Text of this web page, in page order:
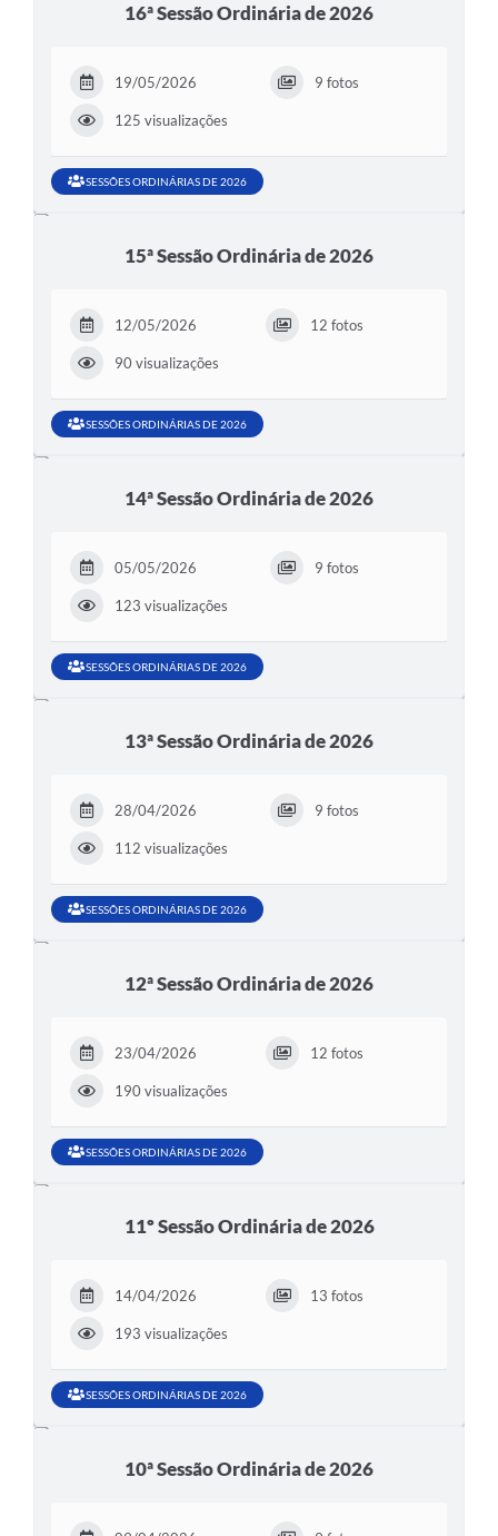
16ª Sessão Ordinária de 2026
19/05/2026 9 fotos
125 visualizações
SESSÕES ORDINÁRIAS DE 2026
15ª Sessão Ordinária de 2026
12/05/2026 12 fotos
90 visualizações
SESSÕES ORDINÁRIAS DE 2026
14ª Sessão Ordinária de 2026
05/05/2026 9 fotos
123 visualizações
SESSÕES ORDINÁRIAS DE 2026
13ª Sessão Ordinária de 2026
28/04/2026 9 fotos
112 visualizações
SESSÕES ORDINÁRIAS DE 2026
12ª Sessão Ordinária de 2026
23/04/2026 12 fotos
190 visualizações
SESSÕES ORDINÁRIAS DE 2026
11º Sessão Ordinária de 2026
14/04/2026 13 fotos
193 visualizações
SESSÕES ORDINÁRIAS DE 2026
10ª Sessão Ordinária de 2026